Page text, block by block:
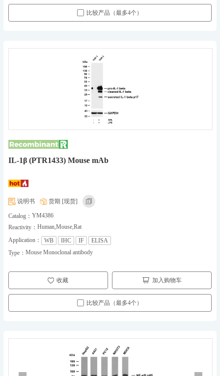
比较产品（最多4个）
IL-1β (PTR1433) Mouse mAb
说明书 货期 [现货]
Catalog： YM4386
Reactivity： Human,Mouse,Rat
Application：
WB IHC IF
ELISA
Type： Mouse Monoclonal antibody
收藏 加入购物车
比较产品（最多4个）